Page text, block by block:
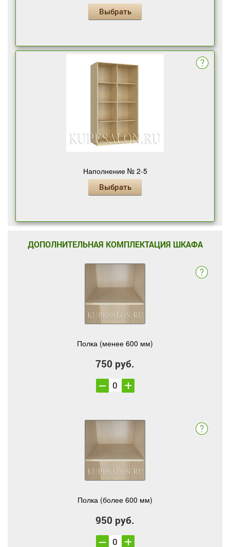
Выбрать
Наполнение № 2-5
Выбрать
ДОПОЛНИТЕЛЬНАЯ КОМПЛЕКТАЦИЯ ШКАФА
Полка (менее 600 мм)
750 руб.
Полка (более 600 мм)
950 руб.